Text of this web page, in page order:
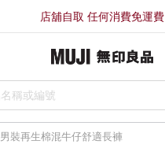
店舖自取 任何消費免運費
男裝再生棉混牛仔舒適長褲